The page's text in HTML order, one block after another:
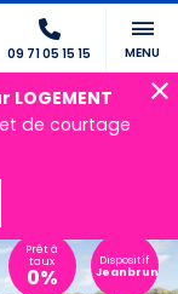
09 71 05 15 15 MENU
LOGEMENT
de courtage
Prêt à
taux
0%
Dispositif
Jeanbrun